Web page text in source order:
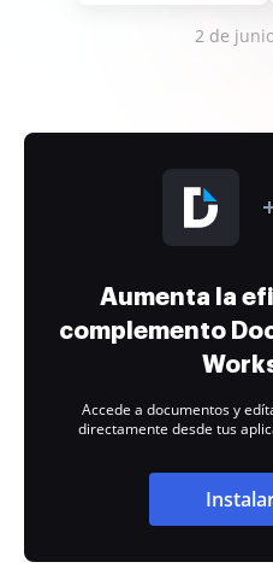
2 de
Aumenta la
complemento
Accede a documentos y
directamente desde tus